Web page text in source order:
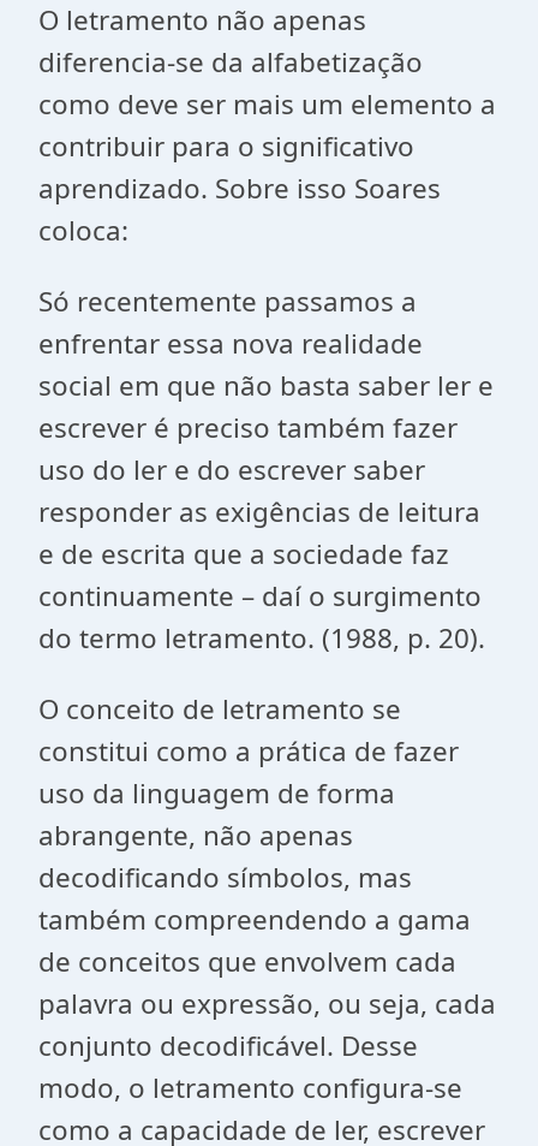
O letramento não apenas
diferencia-se da alfabetização
como deve ser mais um elemento a
contribuir para o significativo
aprendizado. Sobre isso Soares
coloca:
Só recentemente passamos a
enfrentar essa nova realidade
social em que não basta saber ler e
escrever é preciso também fazer
uso do ler e do escrever saber
responder as exigências de leitura
e de escrita que a sociedade faz
continuamente – daí o surgimento
do termo letramento. (1988, p. 20).
O conceito de letramento se
constitui como a prática de fazer
uso da linguagem de forma
abrangente, não apenas
decodificando símbolos, mas
também compreendendo a gama
de conceitos que envolvem cada
palavra ou expressão, ou seja, cada
conjunto decodificável. Desse
modo, o letramento configura-se
como a capacidade de ler, escrever